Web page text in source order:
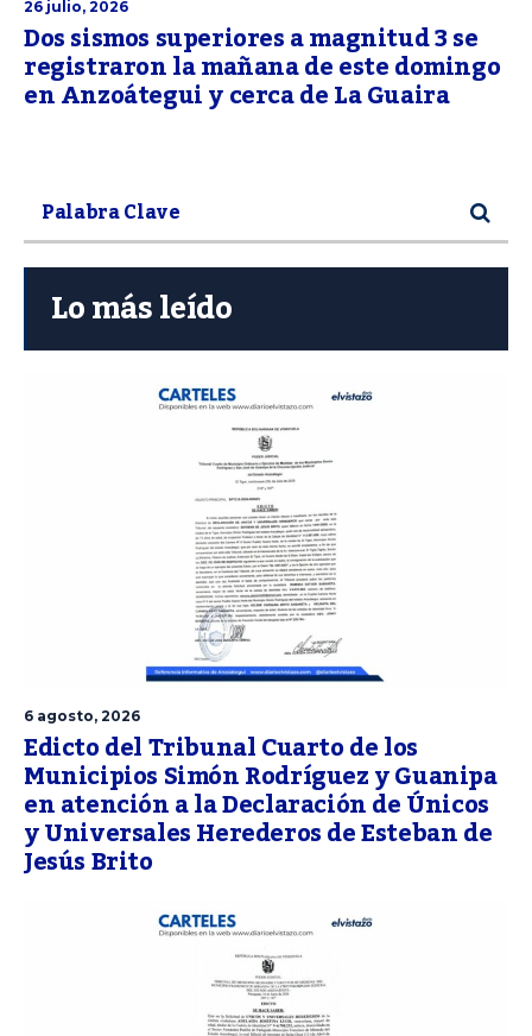
26 julio, 2026
Dos sismos superiores a magnitud 3 se
registraron la mañana de este domingo
en Anzoátegui y cerca de La Guaira
Lo más leído
6 agosto, 2026
Edicto del Tribunal Cuarto de los
Municipios Simón Rodríguez y Guanipa
en atención a la Declaración de Únicos
y Universales Herederos de Esteban de
Jesús Brito